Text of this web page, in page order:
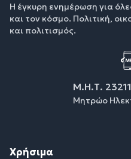
Η έγκυρη ενημέρωση για
και τον κόσμο. Πολιτική,
και πολιτισμός.
Μ.Η.Τ.
Μητρώο
Χρήσιμα